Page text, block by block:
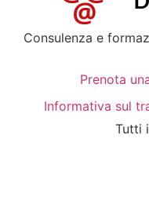
Consulenza e
Prenota
Informativa sul
Tutti